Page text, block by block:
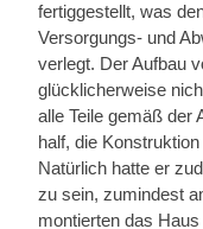
fertiggestellt, was
Versorgungs- und
verlegt. Der Aufbau
glücklicherweise
alle Teile gemäß der
half, die
Natürlich hatte er
zu sein, zumindest
montierten das